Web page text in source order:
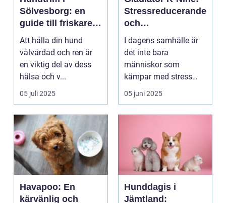
Sölvesborg: en
guide till friskare
och gladare
hundar
Att hålla din hund
välvårdad och ren är
en viktig del av dess
hälsa och v...
05 juli 2025
Stressreducerande
och
ångestdämpande
hundhalsband
I dagens samhälle är
det inte bara
människor som
kämpar med stress
och ång...
05 juni 2025
Havapoo: En
kärvänlig och
Hunddagis i
Jämtland: